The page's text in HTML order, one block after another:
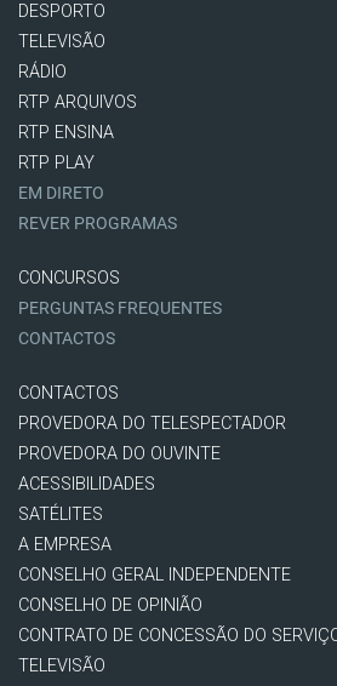
DESPORTO
TELEVISÃO
RÁDIO
RTP ARQUIVOS
RTP ENSINA
RTP PLAY
EM DIRETO
REVER PROGRAMAS
CONCURSOS
PERGUNTAS FREQUENTES
CONTACTOS
CONTACTOS
PROVEDORA DO TELESPECTADOR
PROVEDORA DO OUVINTE
ACESSIBILIDADES
SATÉLITES
A EMPRESA
CONSELHO GERAL INDEPENDENTE
CONSELHO DE OPINIÃO
CONTRATO DE CONCESSÃO DO
TELEVISÃO